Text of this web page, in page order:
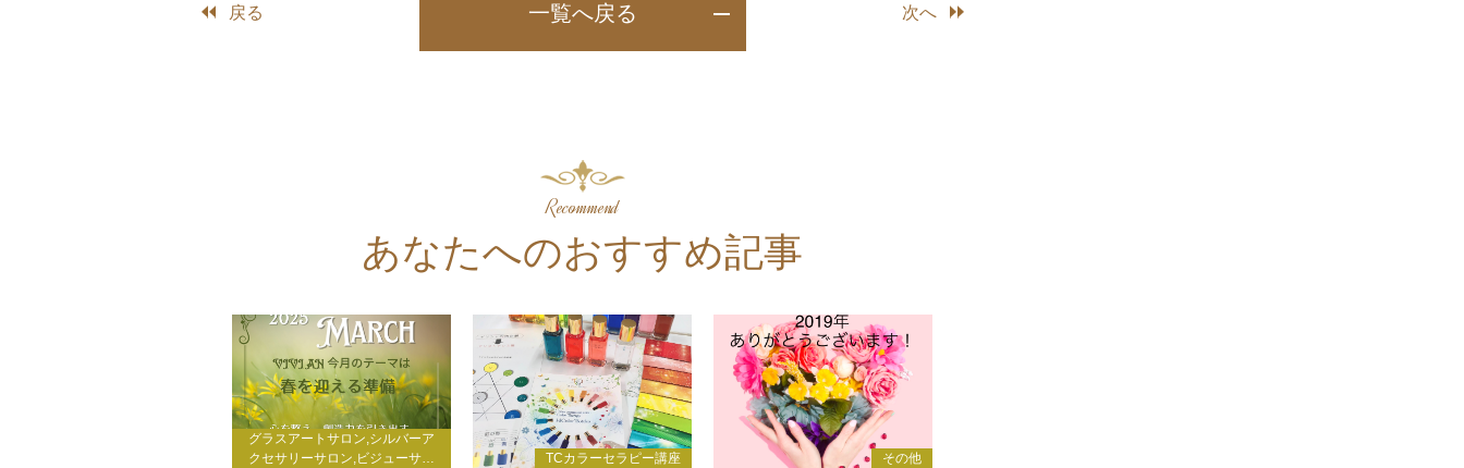
戻る 一覧へ戻る 次へ
Recommend
あなたへのおすすめ記事
グラスアートサロン,シルバーア
クセサリーサロン,ビジューサロ
TCカラーセラピー講座 その他